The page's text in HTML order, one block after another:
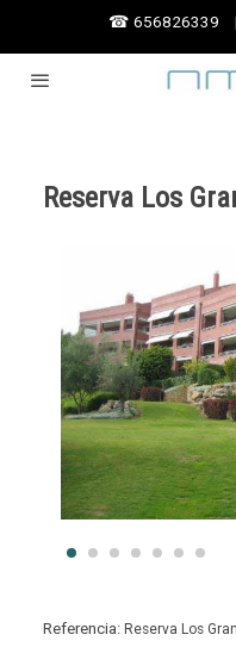
☎ 656826339 |
Reserva Los
Referencia: Reserva Los